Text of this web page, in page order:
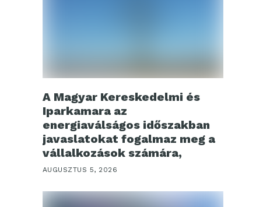
A Magyar Kereskedelmi és
Iparkamara az
energiaválságos időszakban
javaslatokat fogalmaz meg a
vállalkozások számára,
AUGUSZTUS 5, 2026